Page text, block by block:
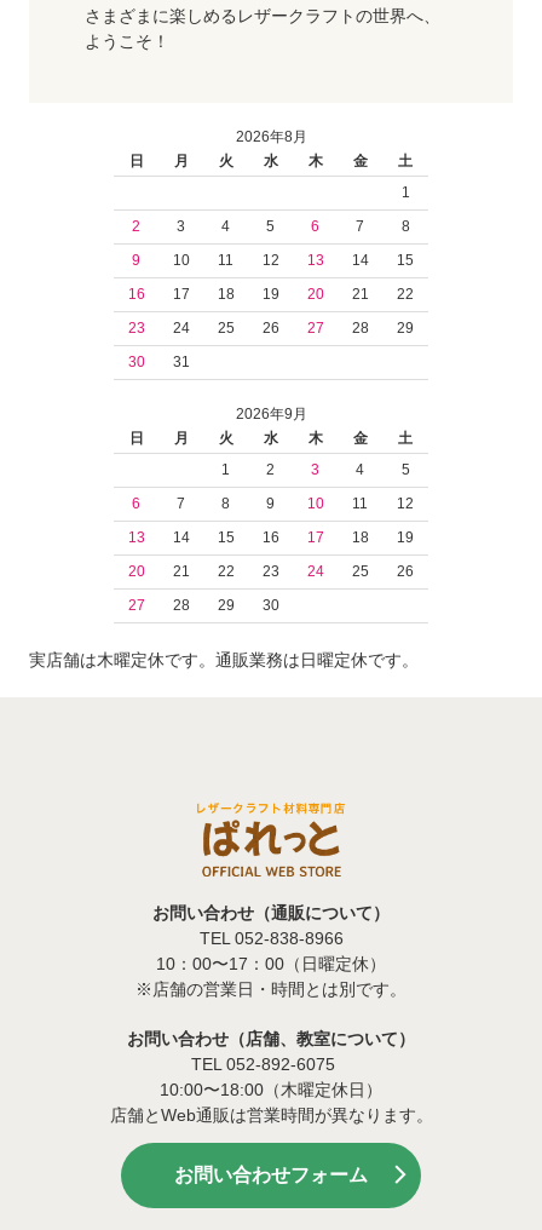
さまざまに楽しめるレザークラフトの世界へ、
ようこそ！
2026年8月
日
月 火 水 木 金
土
1
2
3 4 5 6 7
8
9
10 11 12 13 14
15
16
17 18 19 20 21
22
23
24 25 26 27 28
29
30
31
2026年9月
日
月 火 水 木 金
土
1
2 3 4
5
6
7 8 9 10 11
12
13
14 15 16 17 18
19
20
21 22 23 24 25
26
27
28 29 30
実店舗は木曜定休です。通販業務は日曜定休です。
お問い合わせ（通販について）
TEL 052-838-8966
10：00〜17：00（日曜定休）
※店舗の営業日・時間とは別です。
お問い合わせ（店舗、教室について）
TEL 052-892-6075
10:00〜18:00（木曜定休日）
店舗とWeb通販は営業時間が異なります。
お問い合わせフォーム